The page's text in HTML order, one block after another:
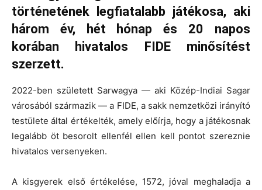
történetének legfiatalabb játékosa, aki
három év, hét hónap és 20 napos
korában hivatalos FIDE minősítést
szerzett.
2022-ben született Sarwagya — aki Közép-Indiai Sagar
városából származik — a FIDE, a sakk nemzetközi irányító
testülete által értékelték, amely előírja, hogy a játékosnak
legalább öt besorolt ellenfél ellen kell pontot szereznie
hivatalos versenyeken.
A kisgyerek első értékelése, 1572, jóval meghaladja a